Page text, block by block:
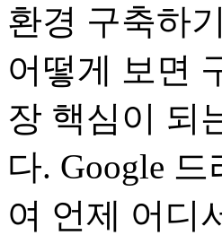
환경 구축하기
어떻게 보면
장 핵심이 되
다. Google
여 언제 어디